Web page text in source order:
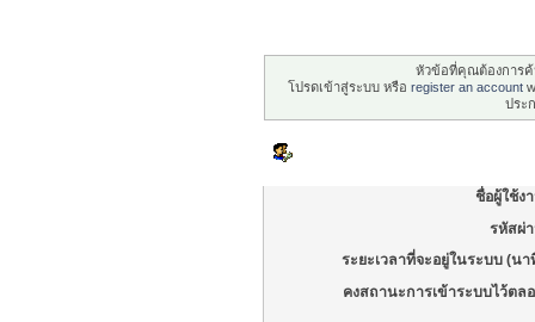
หัวข้อที่คุณต้องการ
โปรดเข้าสู่ระบบ หรือ register an account
ประ
ชื่อผู้ใช้ง
รหัสผ่
ระยะเวลาที่จะอยู่ในระบบ (นา
คงสถานะการเข้าระบบไว้ตล